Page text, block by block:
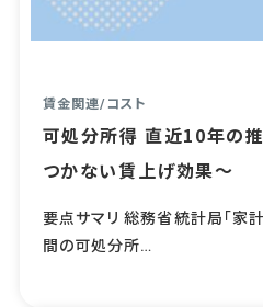
賃金関連/コスト
可処分所得 直近10年の
つかない賃上げ効果～
要点サマリ 総務省統計局「家
間の可処分所…